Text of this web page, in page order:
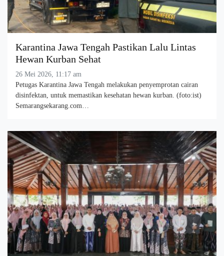
Karantina Jawa Tengah Pastikan Lalu Lintas
Hewan Kurban Sehat
26 Mei 2026, 11:17 am
Petugas Karantina Jawa Tengah melakukan penyemprotan cairan
disinfektan, untuk memastikan kesehatan hewan kurban. (foto:ist)
Semarangsekarang.com…